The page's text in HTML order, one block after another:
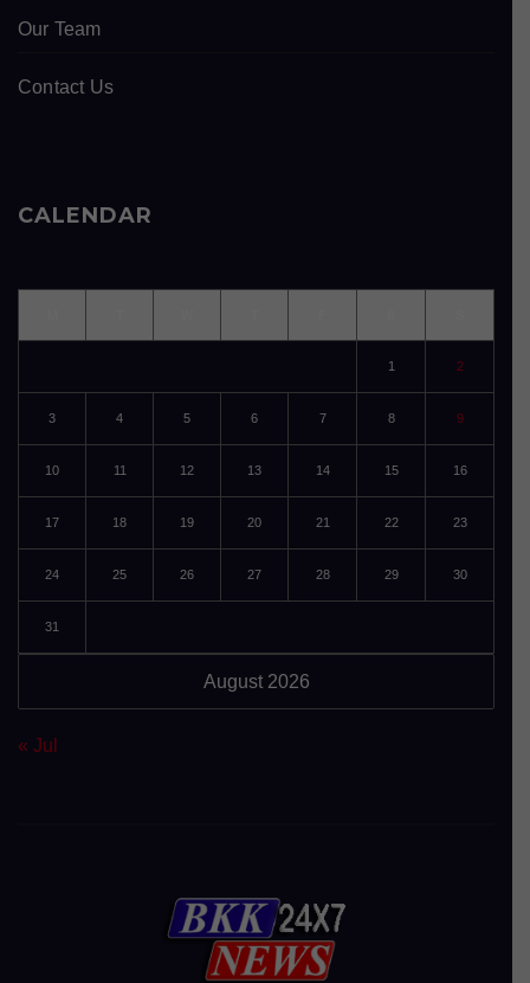
Our Team
Contact Us
CALENDAR
August 2026
1 2
3 4 5 6 7 8 9
10 11 12 13 14 15 16
17 18 19 20 21 22 23
24 25 26 27 28 29 30
31
« Jul